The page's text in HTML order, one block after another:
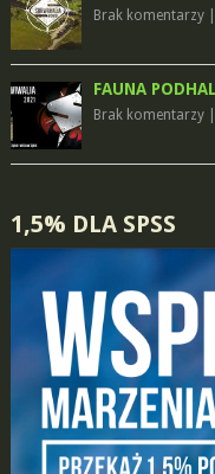
Brak komentarzy|
FAUNA
Brak komentarzy|
1,5% DLA SPSS